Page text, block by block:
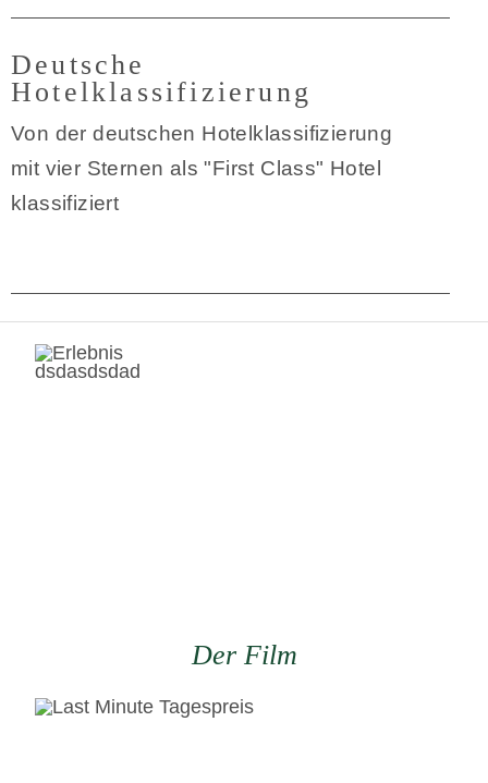
Deutsche
Hotelklassifizierung
Von der deutschen Hotelklassifizierung
mit vier Sternen als "First Class" Hotel
klassifiziert
Der Film
dsdasdsdad